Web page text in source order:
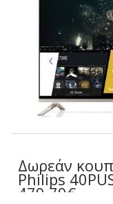
Δωρεάν
Philips
479.79€